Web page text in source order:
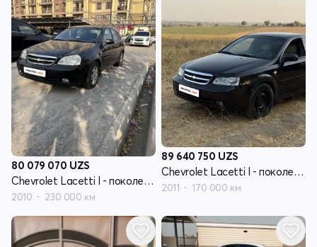
80 079 070 UZS
Chevrolet Lacetti I - поколение
2010 230 000 км
89 640 750 UZS
Chevrolet Lacetti I - поколение
2011 170 000 км